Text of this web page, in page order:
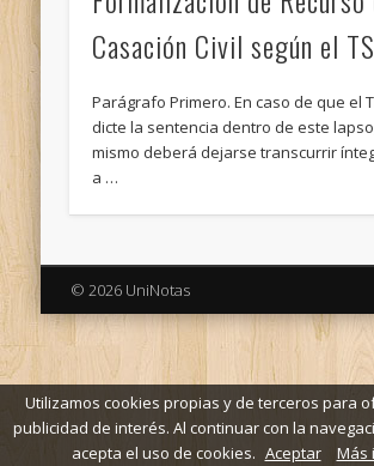
Casación Civil según el
Parágrafo Primero. En caso de que el
dicte la sentencia dentro de este
mismo deberá dejarse transcurrir
a …
© 2026 UniNotas
Utilizamos cookies propias y de terceros para
publicidad de interés. Al continuar con la
acepta el uso de cookies. Aceptar Más